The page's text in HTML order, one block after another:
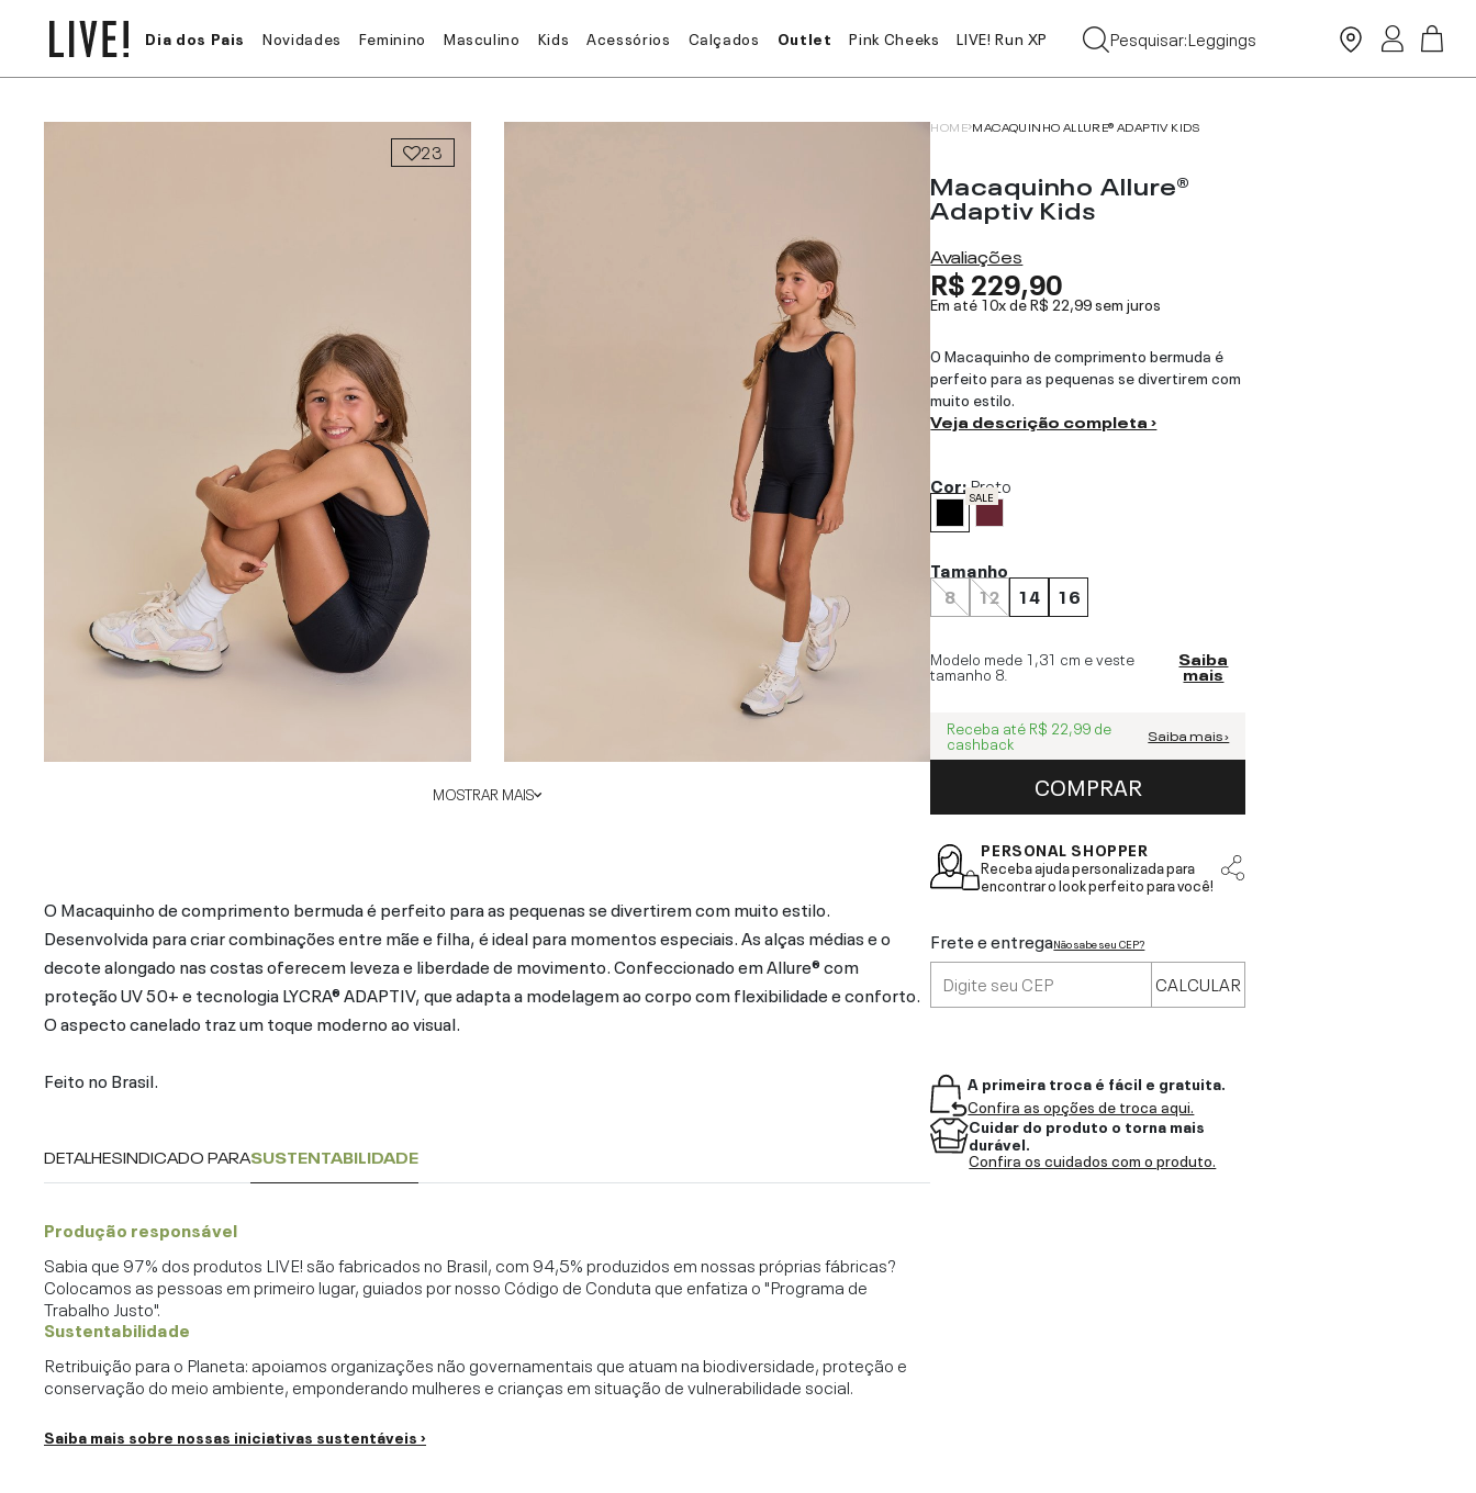
Dia dos Pais Novidades Feminino Masculino Kids Acessórios Calçados Outlet Pink Cheeks LIVE! Run XP
Pesquisar:Leggings
23
MOSTRAR MAIS
O Macaquinho de comprimento bermuda é perfeito para as pequenas se divertirem com muito estilo.
Desenvolvida para criar combinações entre mãe e filha, é ideal para momentos especiais. As alças médias e o
decote alongado nas costas oferecem leveza e liberdade de movimento. Confeccionado em Allure® com
proteção UV 50+ e tecnologia LYCRA® ADAPTIV, que adapta a modelagem ao corpo com flexibilidade e conforto.
O aspecto canelado traz um toque moderno ao visual.
Feito no Brasil.
DETALHESINDICADO PARASUSTENTABILIDADE
Produção responsável
Sabia que 97% dos produtos LIVE! são fabricados no Brasil, com 94,5% produzidos em nossas próprias fábricas?
Colocamos as pessoas em primeiro lugar, guiados por nosso Código de Conduta que enfatiza o "Programa de
Trabalho Justo".
Sustentabilidade
Retribuição para o Planeta: apoiamos organizações não governamentais que atuam na biodiversidade, proteção e
conservação do meio ambiente, emponderando mulheres e crianças em situação de vulnerabilidade social.
Saiba mais sobre nossas iniciativas sustentáveis ›
HOME MACAQUINHO ALLURE® ADAPTIV KIDS
Macaquinho Allure®
Adaptiv Kids
Avaliações
R$ 229,90
Em até 10x deR$ 22,99sem juros
O Macaquinho de comprimento bermuda é
perfeito para as pequenas se divertirem com
muito estilo.
Veja descrição completa ›
Cor:Preto
SALE
Tamanho
8
12 14 16
Modelo mede 1,31 cm e veste
tamanho 8
Saiba
mais
Receba até R$ 22,99 de
cashback Saiba mais ›
COMPRAR
PERSONAL SHOPPER
Receba ajuda personalizada para
encontrar o look perfeito para você!
Frete e entregaNão sabe seu CEP?
CALCULAR
A primeira troca é fácil e gratuita.
Confira as opções de troca aqui.
Cuidar do produto o torna mais
durável.
Confira os cuidados com o produto.